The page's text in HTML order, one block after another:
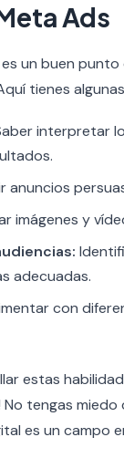
Ads
un buen
tienes
interpretar
anuncios
imágenes y
adecuadas.
con
estas
tengas
es un campo